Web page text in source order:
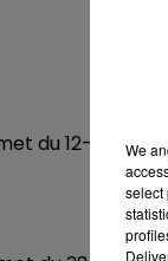
du 12-14 ans
We
select